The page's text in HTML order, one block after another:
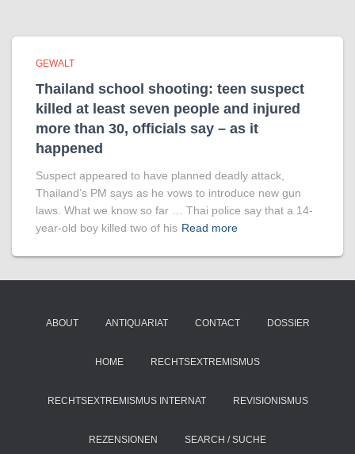
GEWALT
Thailand school shooting: teen suspect
killed at least seven people and injured
more than 30, officials say – as it
happened
Suspect appeared to have planned deadly attack,
Thailand’s PM says as he vows to introduce new gun
laws. What we know so far … Thai police say that a 14-
year-old boy killed two of his Read more
ABOUT ANTIQUARIAT CONTACT DOSSIER
HOME RECHTSEXTREMISMUS
RECHTSEXTREMISMUS INTERNAT REVISIONISMUS
REZENSIONEN SEARCH / SUCHE